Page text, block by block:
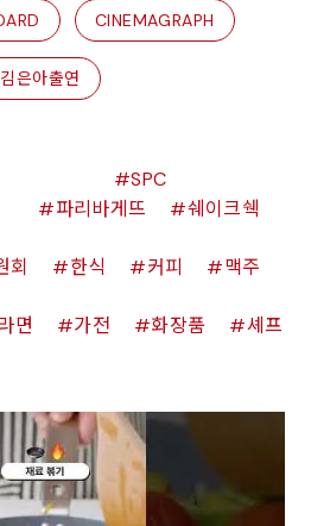
CINEMAGRAPH
김은아출연
SPC
파리바게뜨
쉐이크쉑
회 한식 커피 맥주
면 가전 화장품 셰프